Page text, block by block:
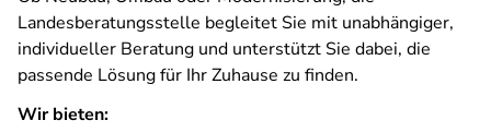
Landesberatungsstelle begleitet Sie mit unabhängiger,
individueller Beratung und unterstützt Sie dabei, die
passende Lösung für Ihr Zuhause zu finden.
Wir bieten: